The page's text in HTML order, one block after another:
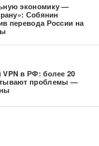
экономику —
Собянин
перевода России на
в РФ: более 20
проблемы —